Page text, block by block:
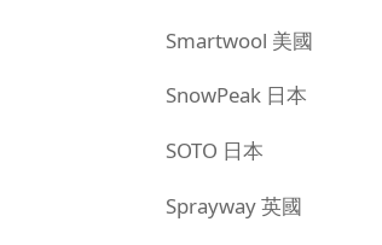
Smartwool 美國
SnowPeak 日本
SOTO 日本
Sprayway 英國